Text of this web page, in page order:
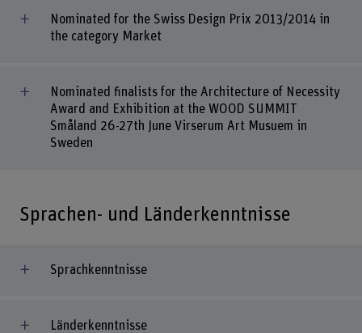
Nominated for the Swiss Design Prix 2013/2014 in
the category Market
Nominated finalists for the Architecture of Necessity
Award and Exhibition at the WOOD SUMMIT
Småland 26-27th June Virserum Art Musuem in
Sweden
Sprachen- und Länderkenntnisse
Sprachkenntnisse
Länderkenntnisse